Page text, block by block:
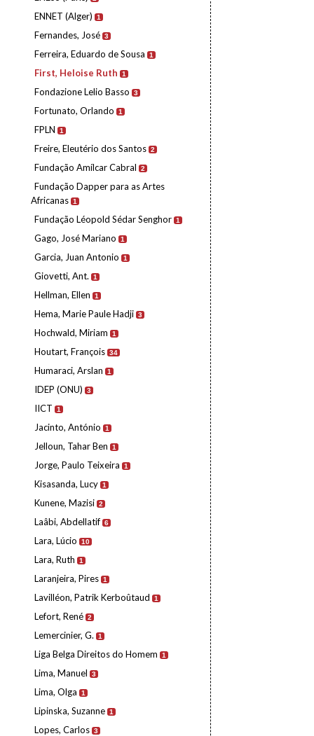
ENNET (Alger) 1
Fernandes, José 3
Ferreira, Eduardo de Sousa 1
First, Heloise Ruth 1
Fondazione Lelio Basso 3
Fortunato, Orlando 1
FPLN 1
Freire, Eleutério dos Santos 2
Fundação Amílcar Cabral 2
Fundação Dapper para as Artes
Africanas 1
Fundação Léopold Sédar Senghor 1
Gago, José Mariano 1
Garcia, Juan Antonio 1
Giovetti, Ant. 1
Hellman, Ellen 1
Hema, Marie Paule Hadji 3
Hochwald, Miriam 1
Houtart, François 34
Humaraci, Arslan 1
IDEP (ONU) 3
IICT 1
Jacinto, António 1
Jelloun, Tahar Ben 1
Jorge, Paulo Teixeira 1
Kisasanda, Lucy 1
Kunene, Mazisi 2
Laâbi, Abdellatif 6
Lara, Lúcio 10
Lara, Ruth 1
Laranjeira, Pires 1
Lavilléon, Patrik Kerboûtaud 1
Lefort, René 2
Lemercinier, G. 1
Liga Belga Direitos do Homem 1
Lima, Manuel 3
Lima, Olga 1
Lipinska, Suzanne 1
Lopes, Carlos 3